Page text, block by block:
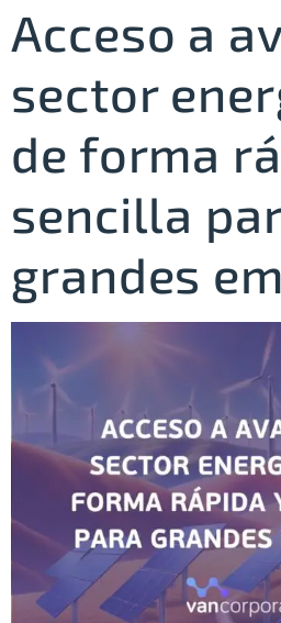
Acceso a
sector
de forma
sencilla
grandes